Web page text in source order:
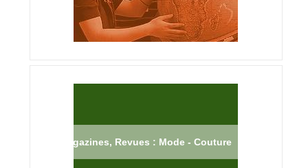
Magazines, Revues : Mode - Couture